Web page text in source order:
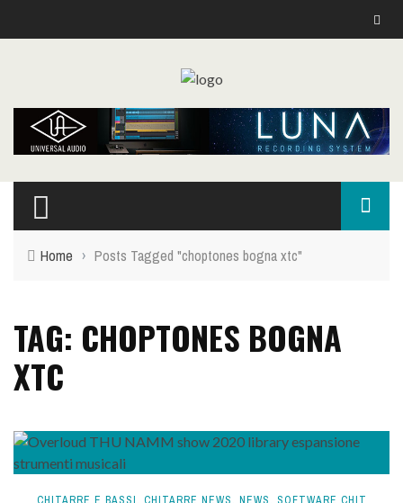
Home › Posts Tagged "choptones bogna xtc"
TAG: CHOPTONES BOGNA
XTC
CHITARRE E BASSI, CHITARRE NEWS, NEWS, SOFTWARE CHIT